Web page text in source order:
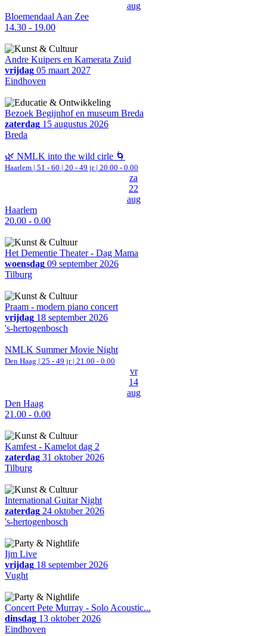
aug
Bloemendaal Aan Zee
14.30 - 19.00
Andre Kuipers en Kamerata Zuid
vrijdag 05 maart 2027
Eindhoven
Bezoek Begijnhof en museum Breda
zaterdag 15 augustus 2026
Breda
🌿 NMLK into the wild cirle 🌀
Haarlem | 51 - 60 | 20 - 49 jr | 20.00 - 0.00
za
22
aug
Haarlem
20.00 - 0.00
Het Dementie Theater - Dag Mama
woensdag 09 september 2026
Tilburg
Praam - modern piano concert
vrijdag 18 september 2026
's-hertogenbosch
NMLK Summer Movie Night
Den Haag | 25 - 49 jr | 21.00 - 0.00
vr
14
aug
Den Haag
21.00 - 0.00
Kamfest - Kamelot dag 2
zaterdag 31 oktober 2026
Tilburg
International Guitar Night
zaterdag 24 oktober 2026
's-hertogenbosch
Ijm Live
vrijdag 18 september 2026
Vught
Concert Pete Murray - Solo Acoustic...
dinsdag 13 oktober 2026
Eindhoven